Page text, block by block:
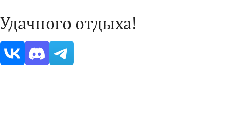
Удачного отдыха!